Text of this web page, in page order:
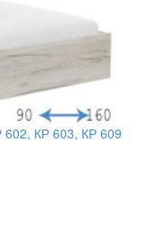
602, КР 603, КР 609